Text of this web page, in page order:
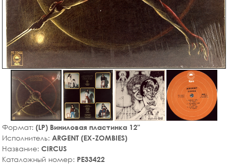
Формат: (LP) Виниловая пластинка 12"
Исполнитель: ARGENT (EX-ZOMBIES)
Название: CIRCUS
Каталожный номер: PE33422